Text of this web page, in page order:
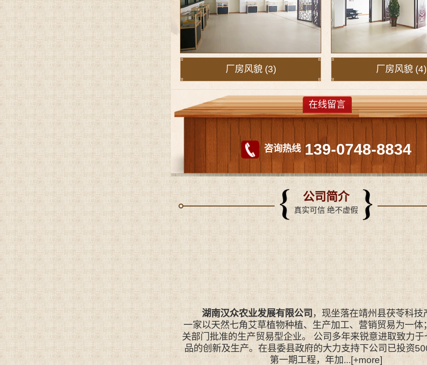
厂房风貌 (3) 厂房风貌 (4)
咨询热线 139-0748-8834
在线留言
公司简介
真实可信 绝不虚假
湖南汉众农业发展有限公司，现坐落在靖州县茯苓科技
一家以天然七角艾草植物种植、生产加工、营销贸易为一体
关部门批准的生产贸易型企业。 公司多年来锐意进取致力于
品的创新及生产。在县委县政府的大力支持下公司已投资
第一期工程，年加...[+more]